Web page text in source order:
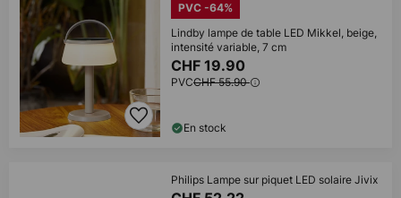
PVC -64%
Lindby lampe de table LED Mikkel, beige,
intensité variable, 7 cm
CHF 19.90
PVCCHF 55.90
En stock
Philips Lampe sur piquet LED solaire Jivix